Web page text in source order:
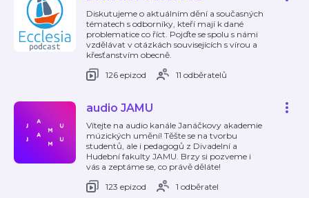
Diskutujeme o aktuálním dění a současných
tématech s odborníky, kteří mají k dané
problematice co říct. Pojďte se spolu s námi
vzdělávat v otázkách souvisejících s vírou a
křesťanstvím obecně.
126 epizod
11 odběratelů
audio JAMU
Vítejte na audio kanále Janáčkovy akademie
múzických umění! Těšte se na tvorbu
studentů, ale i pedagogů z Divadelní a
Hudební fakulty JAMU. Brzy si pozveme i
vás a zeptáme se, co právě děláte!
123 epizod
1 odběratel